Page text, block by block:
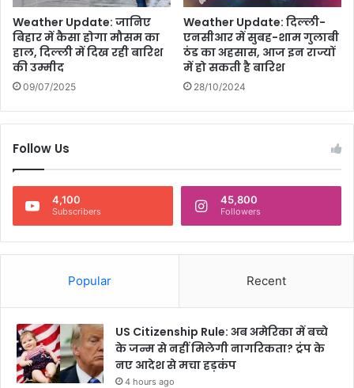
L
a
i
k
e
y
a
k
a
a
पो
स्ट
र्स
र
ल
Weather Update: जानिए
बिहार में कैसा होगा मौसम का
हाल, दिल्ली में दिख रही बारिश
की उम्मीद
09/07/2025
Weather Update: दिल्ली-
एनसीआर में सुबह-शाम गुलाबी
ठंड का अहसास, आज इन राज्यों
में हो सकती है बारिश
28/10/2024
Follow Us
4,100
Subscribers
45,800
Followers
Popular Recent
US Citizenship Rule: अब अमेरिका में बच्चे
के जन्म से नहीं मिलेगी नागरिकता? ट्रंप के
नए आदेश से मचा हड़कंप
4 hours ago